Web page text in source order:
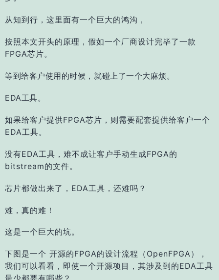
从知到行，这里面有一个巨大的鸿沟，
按照本文开头的原理，假如一个厂商设计完毕了一款
FPGA芯片。
等到给客户使用的时候，就碰上了一个大麻烦。
EDA工具。
如果给客户提供FPGA芯片，则需要配套提供给客户一个
EDA工具。
没有EDA工具，难不成让客户手动生成FPGA的
bitstream的文件。
芯片都做出来了，EDA工具，还难吗？
难，真的难！
这是一个巨大的坑。
下图是一个 开源的FPGA的设计流程（OpenFPGA），
我们可以看看，即使一个开源项目，其涉及到的EDA工具